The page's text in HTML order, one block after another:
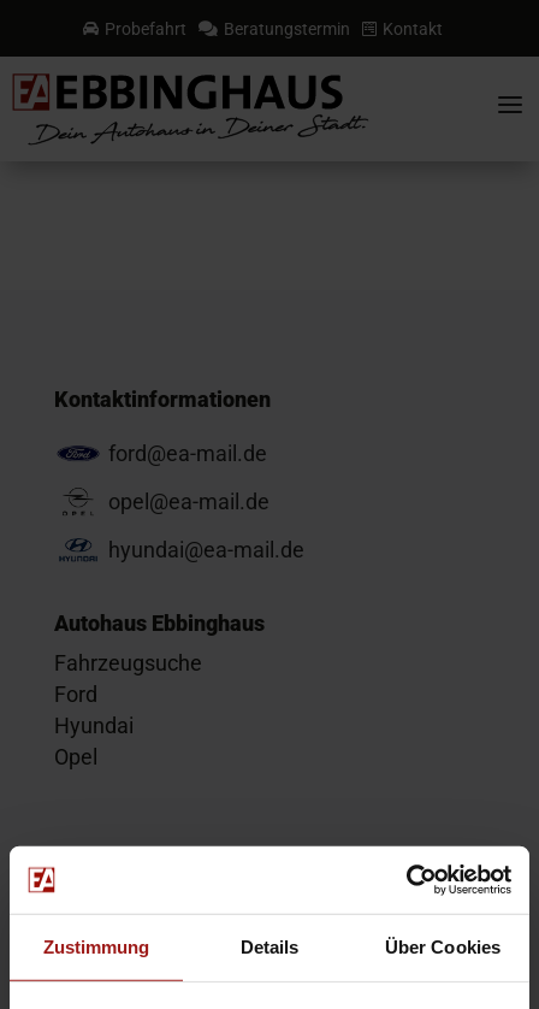
Zustimmung Details Über Cookies
 Probefahrt  Beratungstermin  Kontakt
a
Kontaktinformationen
ford@ea-mail.de
opel@ea-mail.de
hyundai@ea-mail.de
Autohaus Ebbinghaus
Fahrzeugsuche
Ford
Hyundai
Opel
Kontakt
Probefahrt
Service-Termin